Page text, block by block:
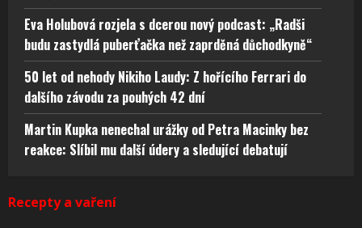
Eva Holubová rozjela s dcerou nový podcast: „Radši
budu zastydlá puberťačka než zaprděná důchodkyně“
50 let od nehody Nikiho Laudy: Z hořícího Ferrari do
dalšího závodu za pouhých 42 dní
Martin Kupka nenechal urážky od Petra Macinky bez
reakce: Slíbil mu další údery a sledující debatují
Recepty a vaření